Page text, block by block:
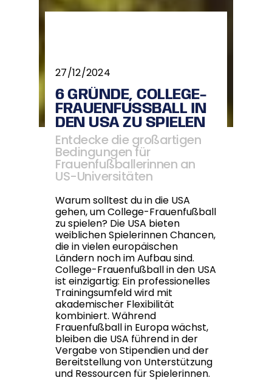
27/12/2024
6 GRÜNDE, COLLEGE-
FRAUENFUSSBALL IN D
EN USA ZU SPIELEN
Entdecke die großartigen
Bedingungen für
Frauenfußballerinnen an
US-Universitäten
Warum solltest du in die USA
gehen, um College-Frauenfußball
zu spielen? Die USA bieten
weiblichen Spielerinnen Chancen,
die in vielen europäischen
Ländern noch im Aufbau sind.
College-Frauenfußball in den USA
ist einzigartig: Ein professionelles
Trainingsumfeld wird mit
akademischer Flexibilität
kombiniert. Während
Frauenfußball in Europa wächst,
bleiben die USA führend in der
Vergabe von Stipendien und der
Bereitstellung von Unterstützung
und Ressourcen für Spielerinnen.